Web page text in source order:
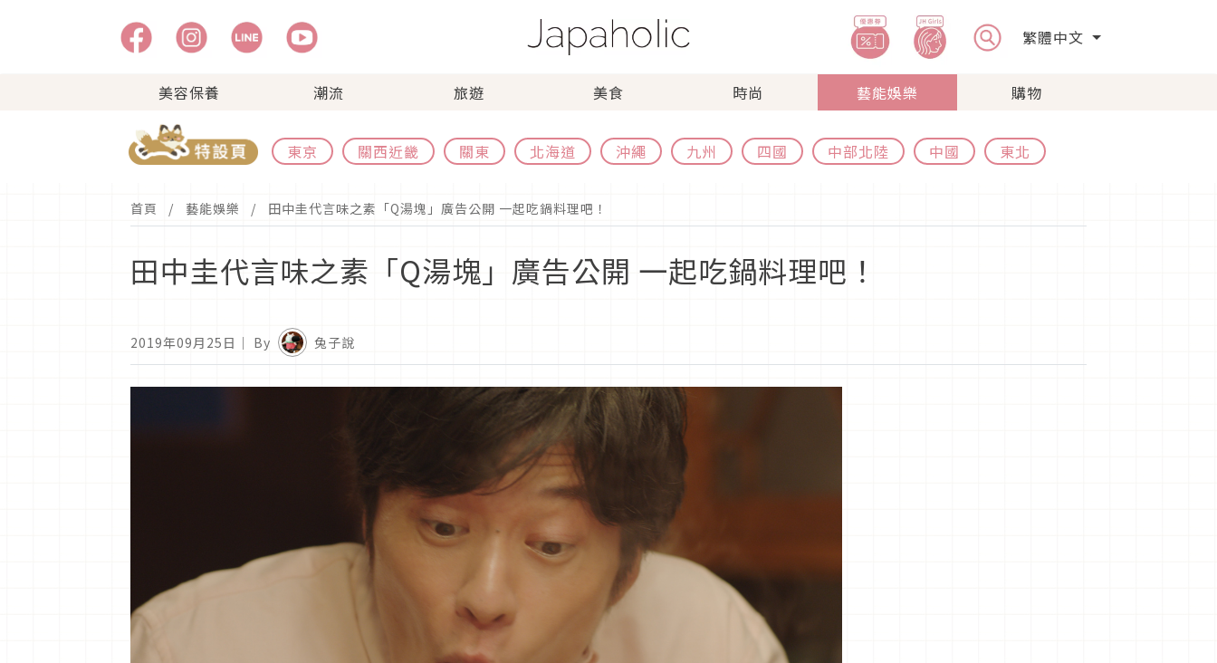
繁體中文
美容保養 潮流 旅遊 美食 時尚 藝能娛樂 購物
東京 關西近畿 關東 北海道 沖繩 九州 四國 中部北陸 中國 東北
首頁 藝能娛樂 田中圭代言味之素「Q湯塊」廣告公開 一起吃鍋料理吧！
田中圭代言味之素「Q湯塊」廣告公開 一起吃鍋料理吧！
2019年09月25日 ｜ By 兔子說